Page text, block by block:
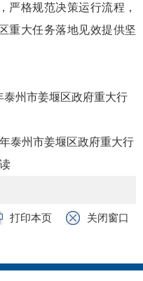
严格规范决策运行流程，
重大任务落地见效提供坚
泰州市姜堰区政府重大行
年泰州市姜堰区政府重大行
打印本页 关闭窗口